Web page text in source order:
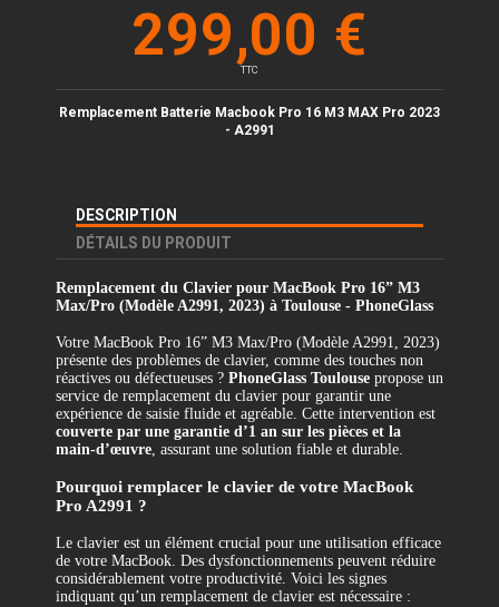
299,00 €
TTC
Remplacement Batterie Macbook Pro 16 M3 MAX Pro 2023
- A2991
DESCRIPTION
DÉTAILS DU PRODUIT
Remplacement du Clavier pour MacBook Pro 16” M3
Max/Pro (Modèle A2991, 2023) à Toulouse - PhoneGlass
Votre MacBook Pro 16” M3 Max/Pro (Modèle A2991, 2023)
présente des problèmes de clavier, comme des touches non
réactives ou défectueuses ? PhoneGlass Toulouse propose un
service de remplacement du clavier pour garantir une
expérience de saisie fluide et agréable. Cette intervention est
couverte par une garantie d’1 an sur les pièces et la
main-d’œuvre, assurant une solution fiable et durable.
Pourquoi remplacer le clavier de votre MacBook
Pro A2991 ?
Le clavier est un élément crucial pour une utilisation efficace
de votre MacBook. Des dysfonctionnements peuvent réduire
considérablement votre productivité. Voici les signes
indiquant qu’un remplacement de clavier est nécessaire :